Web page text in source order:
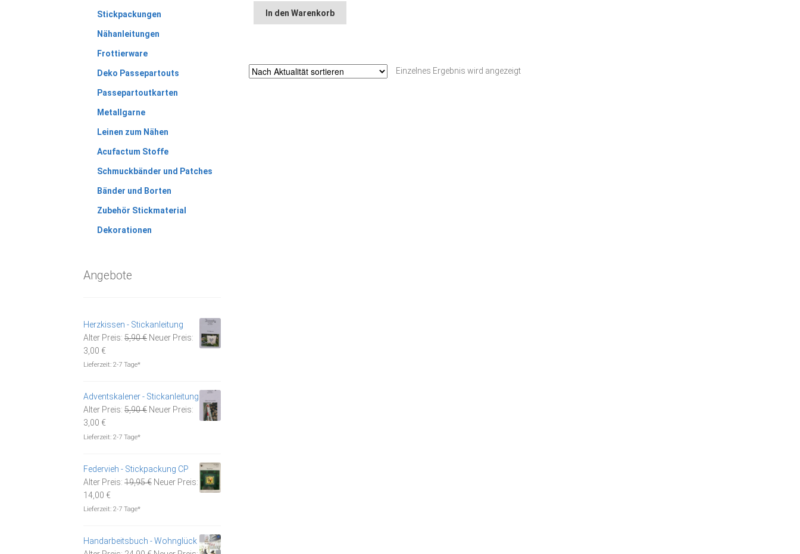
In den Warenkorb
Einzelnes Ergebnis wird angezeigt
Stickpackungen
Nähanleitungen
Frottierware
Deko Passepartouts
Passepartoutkarten
Metallgarne
Leinen zum Nähen
Acufactum Stoffe
Schmuckbänder und Patches
Bänder und Borten
Zubehör Stickmaterial
Dekorationen
Angebote
Herzkissen - Stickanleitung
Alter Preis: 5,90€ Ursprünglicher
Neuer Preis:
3,00 €Aktueller
Preis
Lieferzeit:2-7 Tage*
Adventskalener - Stickanleitung
Alter Preis: 5,90€ Ursprünglicher
Neuer Preis:
3,00 €Aktueller
Preis
Lieferzeit:2-7 Tage*
Federvieh - Stickpackung CP
Alter Preis: 19,95€ Ursprünglicher
Neuer Preis:
14,00 €Aktueller
Preis
Lieferzeit:2-7 Tage*
Handarbeitsbuch - Wohnglück